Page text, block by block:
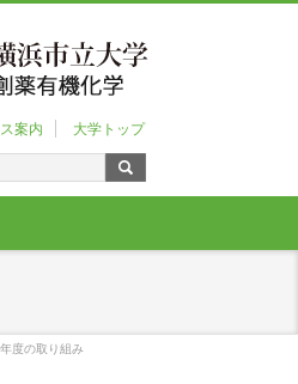
案内 大学トップ
度の取り組み